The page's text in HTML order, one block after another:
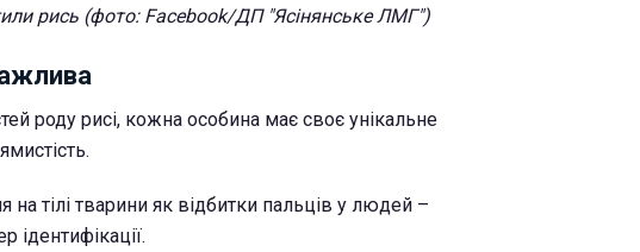
рись (фото: Facebook/ДП "Ясінянське ЛМГ")
роду рисі, кожна особина має своє унікальне
на тілі тварини як відбитки пальців у людей –
ідентифікації.